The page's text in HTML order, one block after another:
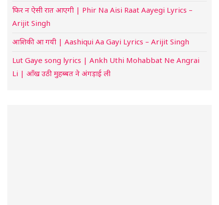
फिर न ऐसी रात आएगी | Phir Na Aisi Raat Aayegi Lyrics –
Arijit Singh
आशिकी आ गयी | Aashiqui Aa Gayi Lyrics – Arijit Singh
Lut Gaye song lyrics | Ankh Uthi Mohabbat Ne Angrai
Li | आँख उठी मुहब्बत ने अंगड़ाई ली